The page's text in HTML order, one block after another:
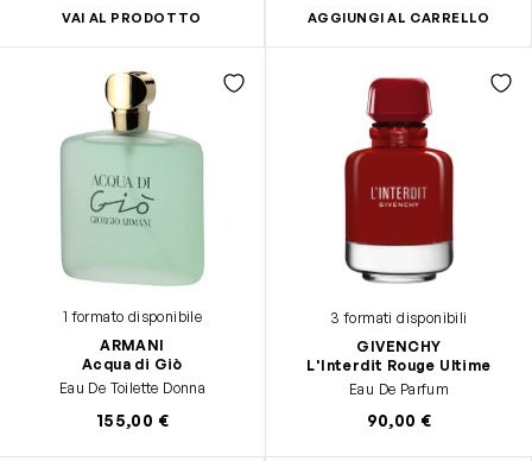
VAI AL PRODOTTO AGGIUNGI AL CARRELLO
1 formato disponibile
ARMANI
Acqua di Giò
Eau De Toilette Donna
155,00 €
3 formati disponibili
GIVENCHY
L'Interdit Rouge Ultime
Eau De Parfum
90,00 €